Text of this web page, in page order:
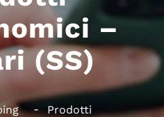
–
(SS)
Prodotti